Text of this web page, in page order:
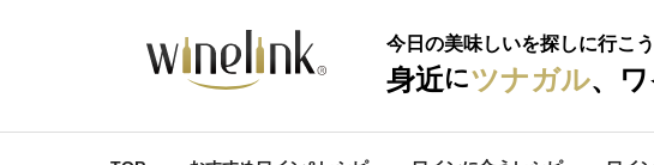
今日の美味しいを探しに行こう
身近にツナガル、